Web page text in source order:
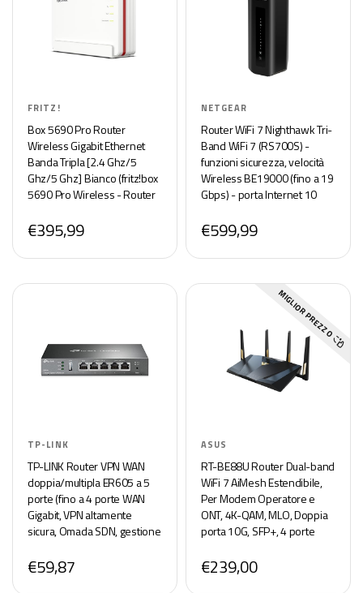
FRITZ!
Box 5690 Pro Router
Wireless Gigabit Ethernet
Banda Tripla [2.4 Ghz/5
Ghz/5 Ghz] Bianco (fritz!box
5690 Pro Wireless - Router
€395,99
NETGEAR
Router WiFi 7 Nighthawk Tri-
Band WiFi 7 (RS700S) -
funzioni sicurezza, velocità
Wireless BE19000 (fino a 19
Gbps) - porta Internet 10
€599,99
TP-LINK
TP-LINK Router VPN WAN
doppia/multipla ER605 a 5
porte (fino a 4 porte WAN
Gigabit, VPN altamente
sicura, Omada SDN, gestione
intelligente, firewall) nero
€59,87
ASUS
RT-BE88U Router Dual-band
WiFi 7 AiMesh Estendibile,
Per Modem Operatore e
ONT, 4K-QAM, MLO, Doppia
porta 10G, SFP+, 4 porte
Sicurezza di rete e VPN,
€239,00
MIGLIOR PREZZO